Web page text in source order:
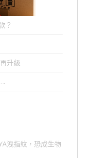
？
升級
洩指紋，恐成生物